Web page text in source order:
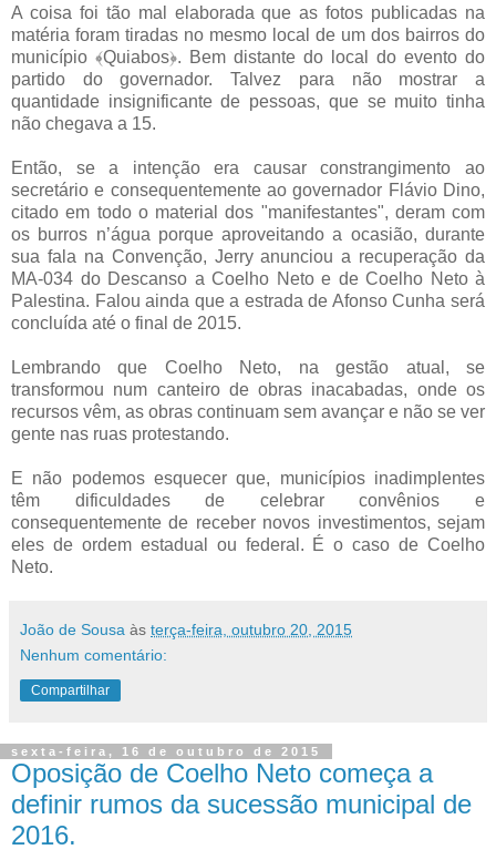
A coisa foi tão mal elaborada que as fotos publicadas na
matéria foram tiradas no mesmo local de um dos bairros do
município ﴾Quiabos﴿. Bem distante do local do evento do
partido do governador. Talvez para não mostrar a
quantidade insignificante de pessoas, que se muito tinha
não chegava a 15.
Então, se a intenção era causar constrangimento ao
secretário e consequentemente ao governador Flávio Dino,
citado em todo o material dos "manifestantes", deram com
os burros n’água porque aproveitando a ocasião, durante
sua fala na Convenção, Jerry anunciou a recuperação da
MA-034 do Descanso a Coelho Neto e de Coelho Neto à
Palestina. Falou ainda que a estrada de Afonso Cunha será
concluída até o final de 2015.
Lembrando que Coelho Neto, na gestão atual, se
transformou num canteiro de obras inacabadas, onde os
recursos vêm, as obras continuam sem avançar e não se ver
gente nas ruas protestando.
E não podemos esquecer que, municípios inadimplentes
têm dificuldades de celebrar convênios e
consequentemente de receber novos investimentos, sejam
eles de ordem estadual ou federal. É o caso de Coelho
Neto.
João de Sousa às terça-feira, outubro 20, 2015
Nenhum comentário:
Compartilhar
sexta-feira, 16 de outubro de 2015
Oposição de Coelho Neto começa a
definir rumos da sucessão municipal de
2016.